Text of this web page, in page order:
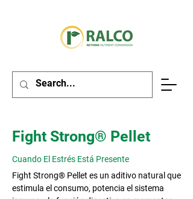
Fight Strong® Pellet
Cuando El Estrés Está Presente
Fight Strong® Pellet es un aditivo natural que
estimula el consumo, potencia el sistema